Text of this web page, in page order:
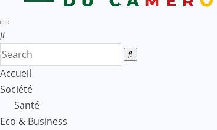
Accueil
Société
Santé
Eco & Business